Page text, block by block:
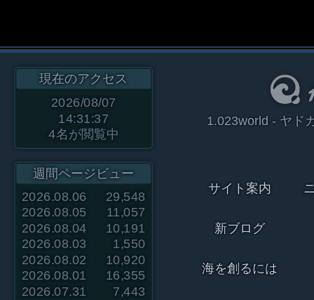
現在のアクセス
2026/08/07
14:31:37
4名が閲覧中
週間ページビュー
2026.08.06
29,548
2026.08.05
11,057
2026.08.04
10,191
2026.08.03
1,550
2026.08.02
10,920
2026.08.01
16,355
2026.07.31
7,443
1.023world - ヤド
サイト案内
新ブログ
海を創るには